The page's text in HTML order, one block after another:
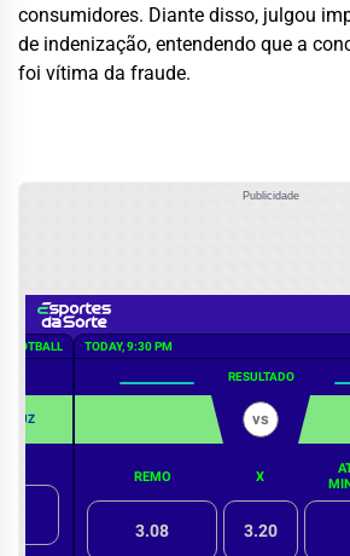
consumidores. Diante disso, julgou
de indenização, entendendo que a
foi vítima da fraude.
Publicidade